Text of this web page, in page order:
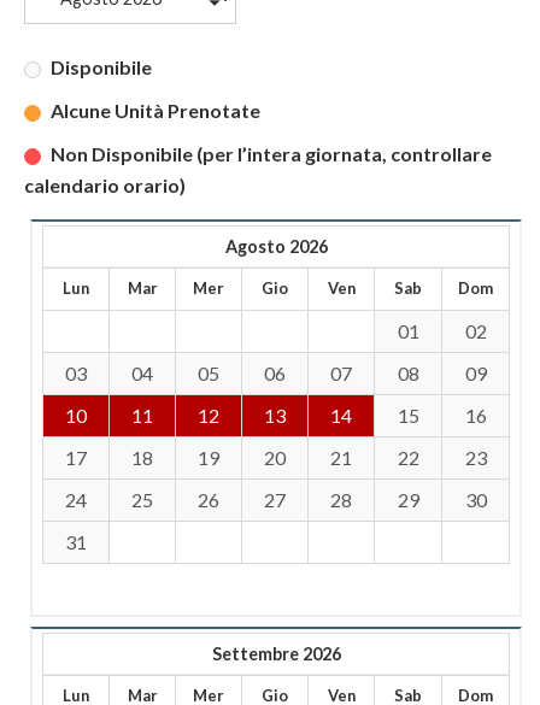
Disponibile
Alcune Unità Prenotate
Non Disponibile (per l’intera giornata, controllare
calendario orario)
Agosto 2026
Lun Mar Mer Gio Ven Sab Dom
01
02
03
04 05 06 07 08
09
10
11 12 13 14 15
16
17
18 19 20 21 22
23
24
25 26 27 28 29
30
31
Settembre 2026
Lun Mar Mer Gio Ven Sab Dom